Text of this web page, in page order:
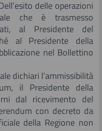
delle operazioni
che è trasmesso
al Presidente del
al Presidente della
nel Bollettino
dichiari l’ammissibilità
il Presidente della
dal ricevimento del
con decreto da
della Regione non